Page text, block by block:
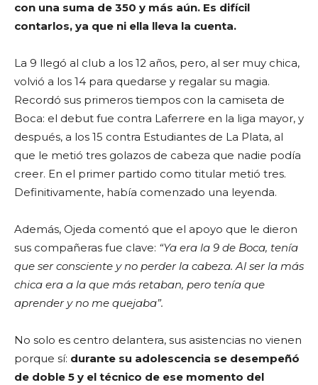
con una suma de 350 y más aún. Es difícil
contarlos, ya que ni ella lleva la cuenta.
La 9 llegó al club a los 12 años, pero, al ser muy chica,
volvió a los 14 para quedarse y regalar su magia.
Recordó sus primeros tiempos con la camiseta de
Boca: el debut fue contra Laferrere en la liga mayor, y
después, a los 15 contra Estudiantes de La Plata, al
que le metió tres golazos de cabeza que nadie podía
creer. En el primer partido como titular metió tres.
Definitivamente, había comenzado una leyenda.
Además, Ojeda comentó que el apoyo que le dieron
sus compañeras fue clave: “Ya era la 9 de Boca, tenía
que ser consciente y no perder la cabeza. Al ser la más
chica era a la que más retaban, pero tenía que
aprender y no me quejaba”.
No solo es centro delantera, sus asistencias no vienen
porque sí: durante su adolescencia se desempeñó
de doble 5 y el técnico de ese momento del